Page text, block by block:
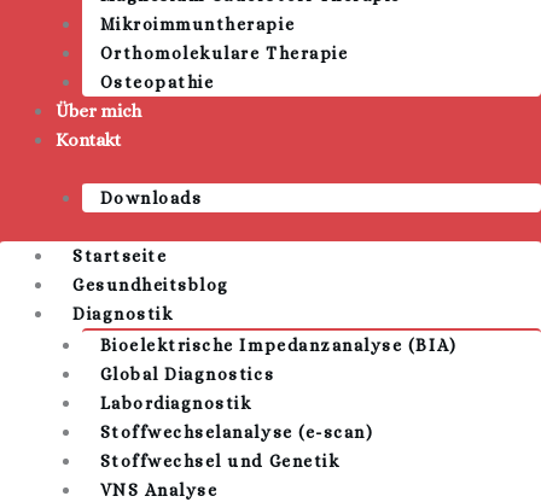
Mikroimmuntherapie
Orthomolekulare Therapie
Osteopathie
Über mich
Kontakt
Downloads
Startseite
Gesundheitsblog
Diagnostik
Bioelektrische Impedanzanalyse (BIA)
Global Diagnostics
Labordiagnostik
Stoffwechselanalyse (e-scan)
Stoffwechsel und Genetik
VNS Analyse